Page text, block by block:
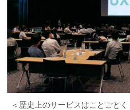
＜歴史上のサービスはことごと